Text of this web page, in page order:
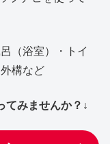
（浴室）・トイ
構など
てみませんか？↓